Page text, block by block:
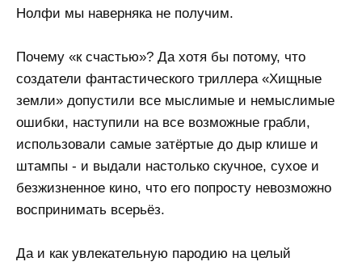
Нолфи мы наверняка не получим.
Почему «к счастью»? Да хотя бы потому, что
создатели фантастического триллера «Хищные
земли» допустили все мыслимые и немыслимые
ошибки, наступили на все возможные грабли,
использовали самые затёртые до дыр клише и
штампы - и выдали настолько скучное, сухое и
безжизненное кино, что его попросту невозможно
воспринимать всерьёз.
Да и как увлекательную пародию на целый